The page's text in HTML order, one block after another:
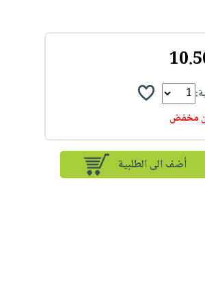
مخفض
أضف الى الطلبية